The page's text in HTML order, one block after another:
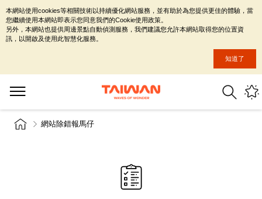
網站除錯報馬仔
本網站使用cookies等相關技術以持續優化網站服務，並有助於為您提供更佳的體驗，當
您繼續使用本網站即表示您同意我們的Cookie使用政策。
另外，本網站也提供周邊景點自動偵測服務，我們建議您允許本網站取得您的位置資
訊，以開啟及使用此智慧化服務。
知道了